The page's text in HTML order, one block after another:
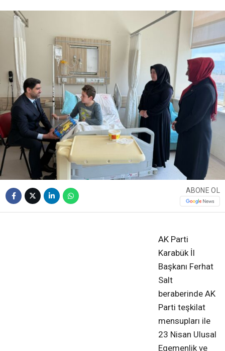
ABONE OL
AK Parti
Karabük İl
Başkanı Ferhat
Salt
beraberinde AK
Parti teşkilat
mensupları ile
23 Nisan Ulusal
Egemenlik ve